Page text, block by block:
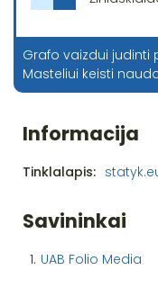
Grafo vaizdui judinti
Masteliui keisti
Informacija
Tinklalapis:
Savininkai
1. UAB Folio Media